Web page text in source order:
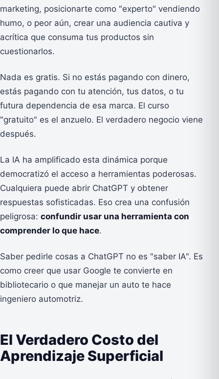
marketing, posicionarte como "experto" vendiendo
humo, o peor aún, crear una audiencia cautiva y
acrítica que consuma tus productos sin
cuestionarlos.
Nada es gratis. Si no estás pagando con dinero,
estás pagando con tu atención, tus datos, o tu
futura dependencia de esa marca. El curso
"gratuito" es el anzuelo. El verdadero negocio viene
después.
La IA ha amplificado esta dinámica porque
democratizó el acceso a herramientas poderosas.
Cualquiera puede abrir ChatGPT y obtener
respuestas sofisticadas. Eso crea una confusión
peligrosa: confundir usar una herramienta con
comprender lo que hace.
Saber pedirle cosas a ChatGPT no es "saber IA". Es
como creer que usar Google te convierte en
bibliotecario o que manejar un auto te hace
ingeniero automotriz.
El Verdadero Costo del
Aprendizaje Superficial